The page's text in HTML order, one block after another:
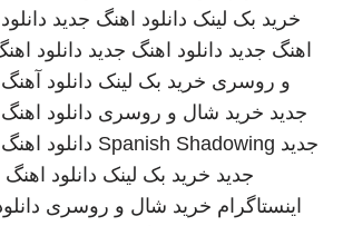
خرید بک لینک دانلود اهنگ جدید
اهنگ جدید دانلود اهنگ جدید دانلود
و روسری خرید بک لینک دانلود
جدید خرید شال و روسری دانلود
جدید Spanish Shadowing دانلود
جدید خرید بک لینک دانلود
اینستاگرام خرید شال و روسری